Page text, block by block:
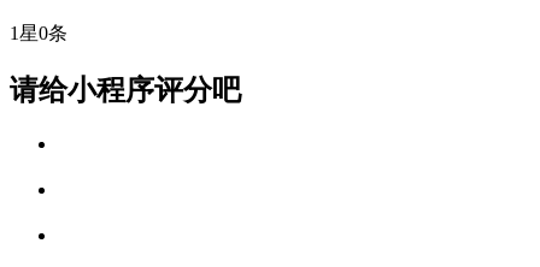
1星0条
请给小程序评分吧